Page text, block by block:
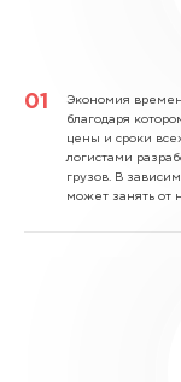
Экономия
благодаря
цены и сроки
логистами
грузов. В
может занять от